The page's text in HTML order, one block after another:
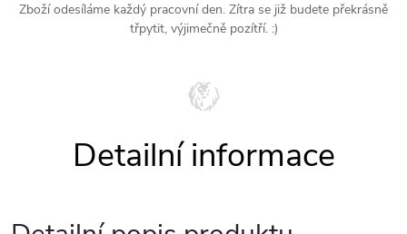
Zboží odesíláme každý pracovní den. Zítra se již budete překrásně
třpytit, výjimečně pozítří. :)